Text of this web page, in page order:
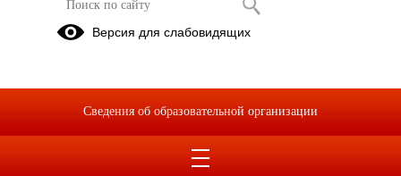
Публикации за Август 2025
Осторожно!
Мошенники!
Просмотров всего:
Версия для слабовидящих
Сведения об образовательной организации